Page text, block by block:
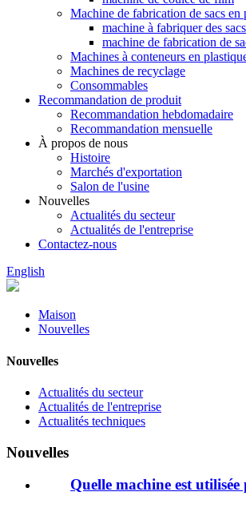
Machine de fabrication de sacs en
machine à fabriquer des
machine de fabrication de
Machines à conteneurs en
Machines de recyclage
Consommables
Recommandation de produit
Recommandation hebdomadaire
Recommandation mensuelle
À propos de nous
Histoire
Marchés d'exportation
Salon de l'usine
Nouvelles
Actualités du secteur
Actualités de l'entreprise
Contactez-nous
English
Maison
Nouvelles
Nouvelles
Actualités du secteur
Actualités de l'entreprise
Actualités techniques
Nouvelles
Quelle machine est